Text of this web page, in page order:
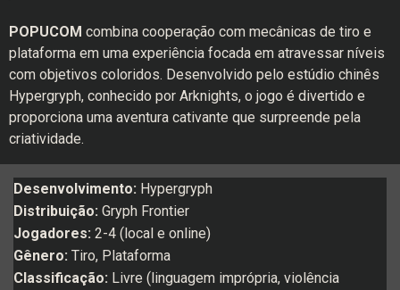
POPUCOM combina cooperação com mecânicas de tiro e
plataforma em uma experiência focada em atravessar níveis
com objetivos coloridos. Desenvolvido pelo estúdio chinês
Hypergryph, conhecido por Arknights, o jogo é divertido e
proporciona uma aventura cativante que surpreende pela
criatividade.
Desenvolvimento: Hypergryph
Distribuição: Gryph Frontier
Jogadores: 2-4 (local e online)
Gênero: Tiro, Plataforma
Classificação: Livre (linguagem imprópria, violência